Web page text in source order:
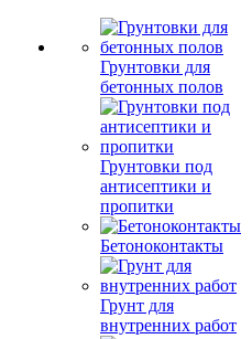
Грунтовки для
бетонных полов
Грунтовки под
антисептики и
пропитки
Бетоноконтакты
Грунт для
внутренних работ